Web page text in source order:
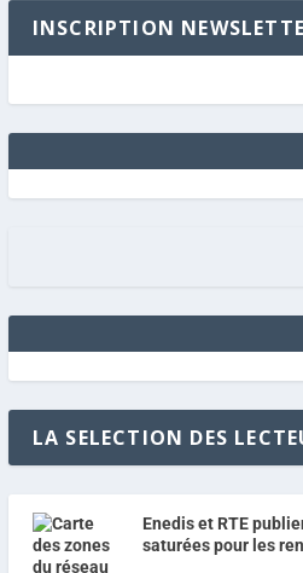
INSCRIPTION
LA SELECTION DES
Enedis et RTE
saturées pour les